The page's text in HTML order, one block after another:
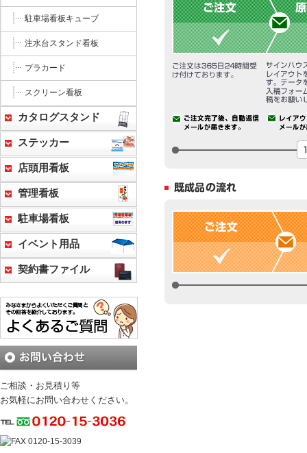
駐車場看板キューブ
注水台スタンド看板
プラカード
スクリーン看板
カタログスタンド
ステッカー
店頭用看板
管理看板
駐車場看板
イベント用品
契約書ファイル
ご相談・お見積り等
お気軽にお問い合わせください。